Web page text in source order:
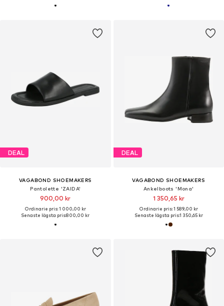
DEAL
VAGABOND SHOEMAKERS
Pantolette 'ZAIDA'
900,00 kr
Ordinarie pris: 1 000,00 kr
Senaste lägsta pris:800,00 kr
DEAL
VAGABOND SHOEMAKERS
Ankelboots 'Mona'
1 350,65 kr
Ordinarie pris: 1 589,00 kr
Senaste lägsta pris:1 350,65 kr